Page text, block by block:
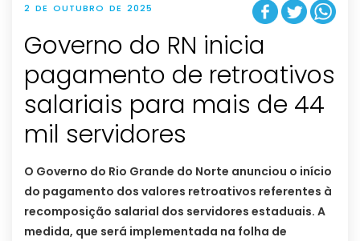
2 DE OUTUBRO DE 2025
Governo do RN inicia
pagamento de retroativos
salariais para mais de 44
mil servidores
O Governo do Rio Grande do Norte anunciou o início
do pagamento dos valores retroativos referentes à
recomposição salarial dos servidores estaduais. A
medida, que será implementada na folha de